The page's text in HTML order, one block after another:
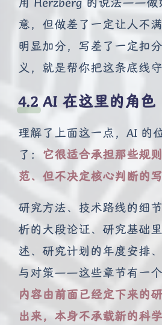
意，但做差了一定让人不
明显加分，写差了一定扣
义，就是帮你把这条底线守
AI 在这里的角色
理解了上面这一点，AI 的
了： 它很适合承担那些规
范、但不决定核心判断的
研究方法、技术路线的细
析的大段论证、研究基础
述、研究计划的年度安排
与对策——这些章节有一个
内容由前面已经定下来的
出来，本身不承载新的科